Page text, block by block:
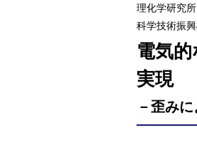
理化学研究所
科学技術振
電気
実現
－歪み